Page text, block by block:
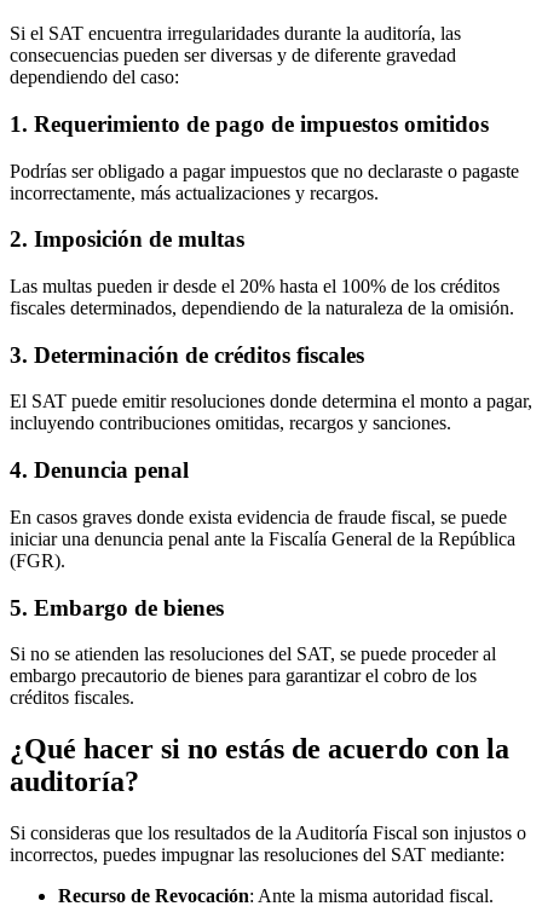
Si el SAT encuentra irregularidades durante la auditoría, las
consecuencias pueden ser diversas y de diferente gravedad
dependiendo del caso:
1. Requerimiento de pago de impuestos omitidos
Podrías ser obligado a pagar impuestos que no declaraste o pagaste
incorrectamente, más actualizaciones y recargos.
2. Imposición de multas
Las multas pueden ir desde el 20% hasta el 100% de los créditos
fiscales determinados, dependiendo de la naturaleza de la omisión.
3. Determinación de créditos fiscales
El SAT puede emitir resoluciones donde determina el monto a pagar,
incluyendo contribuciones omitidas, recargos y sanciones.
4. Denuncia penal
En casos graves donde exista evidencia de fraude fiscal, se puede
iniciar una denuncia penal ante la Fiscalía General de la República
(FGR).
5. Embargo de bienes
Si no se atienden las resoluciones del SAT, se puede proceder al
embargo precautorio de bienes para garantizar el cobro de los
créditos fiscales.
¿Qué hacer si no estás de acuerdo con la
auditoría?
Si consideras que los resultados de la Auditoría Fiscal son injustos o
incorrectos, puedes impugnar las resoluciones del SAT mediante:
Recurso de Revocación: Ante la misma autoridad fiscal.